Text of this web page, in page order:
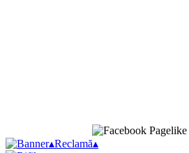
▴Reclamă▴